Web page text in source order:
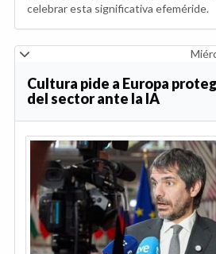
celebrar esta significativa efeméride.
Cultura pide a Europa
del sector ante la IA